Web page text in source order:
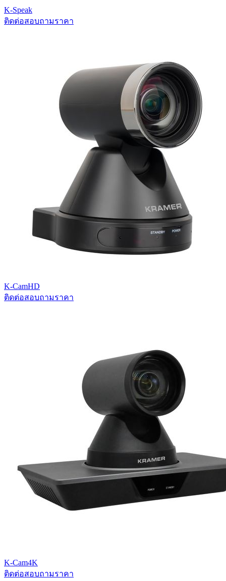
K-Speak
ติดต่อสอบถามราคา
K-CamHD
ติดต่อสอบถามราคา
K-Cam4K
ติดต่อสอบถามราคา